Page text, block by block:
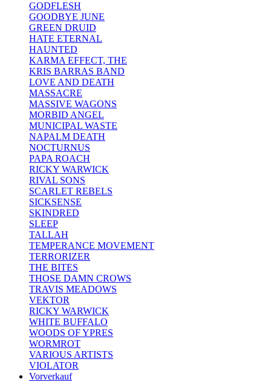
GODFLESH
GOODBYE JUNE
GREEN DRUID
HATE ETERNAL
HAUNTED
KARMA EFFECT, THE
KRIS BARRAS BAND
LOVE AND DEATH
MASSACRE
MASSIVE WAGONS
MORBID ANGEL
MUNICIPAL WASTE
NAPALM DEATH
NOCTURNUS
PAPA ROACH
RICKY WARWICK
RIVAL SONS
SCARLET REBELS
SICKSENSE
SKINDRED
SLEEP
TALLAH
TEMPERANCE MOVEMENT
TERRORIZER
THE BITES
THOSE DAMN CROWS
TRAVIS MEADOWS
VEKTOR
RICKY WARWICK
WHITE BUFFALO
WOODS OF YPRES
WORMROT
VARIOUS ARTISTS
VIOLATOR
Vorverkauf